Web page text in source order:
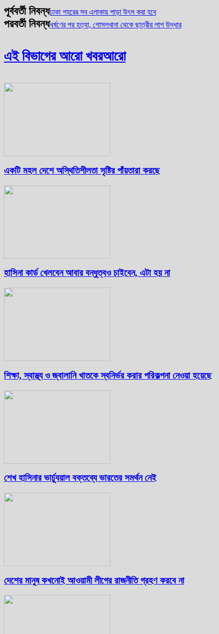
পূর্ববর্তী নিবন্ধঢাকা শহরের সব এলাকায় পাড়া উৎস করা হবে
পরবর্তী নিবন্ধধর্ষণের পর হত্যা, গোসলখানা থেকে ছাত্রীর লাশ উদ্ধার
এই বিভাগের আরো খবরআরো
একটি মহল দেশে অস্থিতিশীলতা সৃষ্টির পাঁয়তারা করছে
হাসিনা কার্ড খেলবেন আবার বন্ধুত্বও চাইবেন, এটা হয় না
শিক্ষা, স্বাস্থ্য ও জ্বালানি খাতকে স্বনির্ভর করার পরিকল্পনা নেওয়া হয়েছে
শেখ হাসিনার ভার্চ্যুয়াল বক্তব্যে ভারতের সমর্থন নেই
দেশের মানুষ কখনোই আওয়ামী লীগের রাজনীতি গ্রহণ করবে না